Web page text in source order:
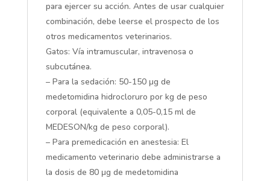
para ejercer su acción. Antes de usar cualquier
combinación, debe leerse el prospecto de los
otros medicamentos veterinarios.
Gatos: Vía intramuscular, intravenosa o
subcutánea.
– Para la sedación: 50-150 μg de
medetomidina hidrocloruro por kg de peso
corporal (equivalente a 0,05-0,15 ml de
MEDESON/kg de peso corporal).
– Para premedicación en anestesia: El
medicamento veterinario debe administrarse a
la dosis de 80 μg de medetomidina